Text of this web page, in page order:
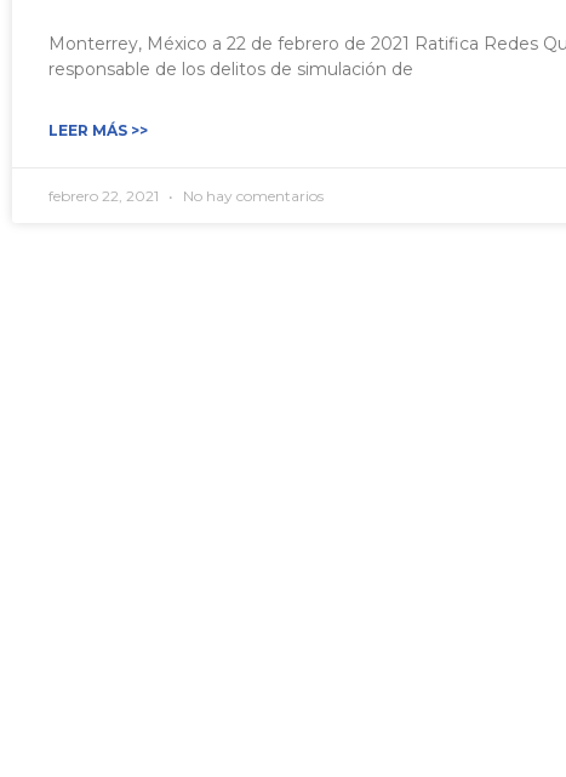
Monterrey, México a 22 de febrero de 2021 Ratifica Redes
responsable de los delitos de simulación de
LEER MÁS >>
febrero 22, 2021 No hay comentarios